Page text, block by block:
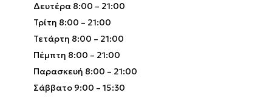
Δευτέρα 8:00 – 21:00
Τρίτη 8:00 – 21:00
Τετάρτη 8:00 – 21:00
Πέμπτη 8:00 – 21:00
Παρασκευή 8:00 – 21:00
Σάββατο 9:00 – 15:30